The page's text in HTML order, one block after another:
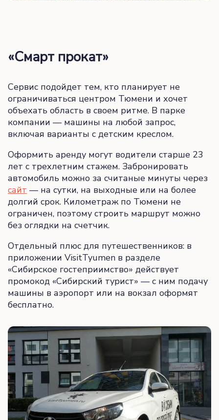
«Смарт прокат»
Сервис подойдет тем, кто планирует не
ограничиваться центром Тюмени и хочет
объехать область в своем ритме. В парке
компании — машины на любой запрос,
включая варианты с детским креслом.
Оформить аренду могут водители старше 23
лет с трехлетним стажем. Забронировать
автомобиль можно за считаные минуты через
сайт — на сутки, на выходные или на более
долгий срок. Километраж по Тюмени не
ограничен, поэтому строить маршрут можно
без оглядки на счетчик.
Отдельный плюс для путешественников: в
приложении VisitTyumen в разделе
«Сибирское гостеприимство» действует
промокод «Сибирский турист» — с ним подачу
машины в аэропорт или на вокзал оформят
бесплатно.